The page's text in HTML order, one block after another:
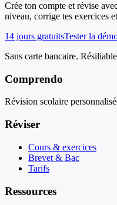
Crée ton compte et révise
niveau, corrige tes exercices
14 jours gratuitsTester la
Sans carte bancaire.
Comprendo
Révision scolaire
Réviser
Cours & exercices
Brevet & Bac
Tarifs
Ressources